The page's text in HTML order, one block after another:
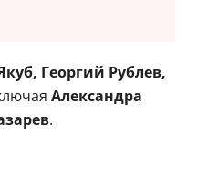
Георгий Рублев,
Александра
.